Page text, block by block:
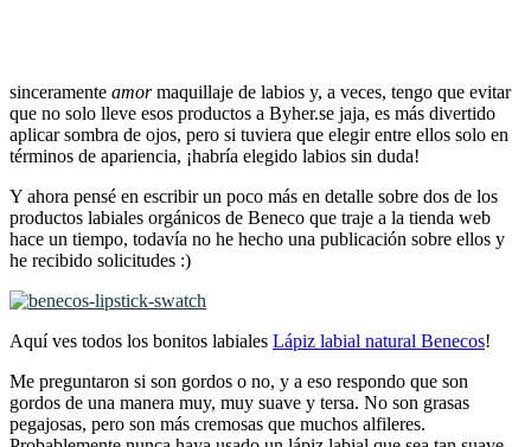
sinceramente amormaquillaje de labios y, a veces, tengo que evitar
que no solo lleve esos productos a Byher.se jaja, es más divertido
aplicar sombra de ojos, pero si tuviera que elegir entre ellos solo en
términos de apariencia, ¡habría elegido labios sin duda!
Y ahora pensé en escribir un poco más en detalle sobre dos de los
productos labiales orgánicos de Beneco que traje a la tienda web
hace un tiempo, todavía no he hecho una publicación sobre ellos y
he recibido solicitudes :)
Aquí ves todos los bonitos labiales Lápiz labial natural Benecos!
Me preguntaron si son gordos o no, y a eso respondo que son
gordos de una manera muy, muy suave y tersa. No son grasas
pegajosas, pero son más cremosas que muchos alfileres.